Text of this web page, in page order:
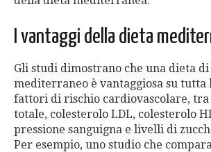
I vantaggi della dieta
Gli studi dimostrano che una dieta
mediterraneo è vantaggiosa su tutta
fattori di rischio cardiovascolare, tra
totale, colesterolo LDL, colesterolo
pressione sanguigna e livelli di
Per esempio, uno studio che